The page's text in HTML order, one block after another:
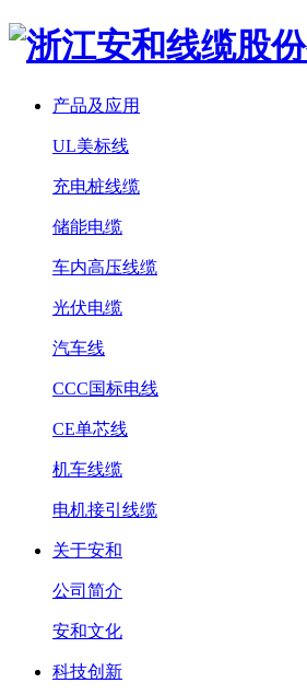
产品及应用
UL美标线
充电桩线缆
储能电缆
车内高压线缆
光伏电缆
汽车线
CCC国标电线
CE单芯线
机车线缆
电机接引线缆
关于安和
公司简介
安和文化
科技创新